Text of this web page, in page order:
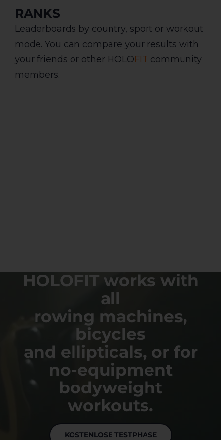
RANKS
Leaderboards by country, sport or workout
mode. You can compare your results with
your friends or other HOLOFIT community
members.
HOLOFIT works with
all
rowing machines,
bicycles
and ellipticals, or for
no-equipment
bodyweight
workouts.
KOSTENLOSE TESTPHASE